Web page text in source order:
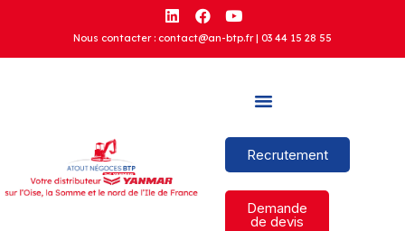
Nous contacter : contact@an-btp.fr | 03 44 15 28 55
Recrutement
Demande
de devis